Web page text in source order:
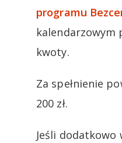
programu
kalendarzowym
kwoty.
Za spełnienie
200 zł.
Jeśli